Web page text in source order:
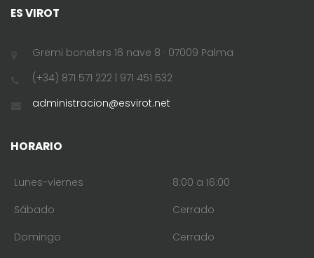
ES VIROT
Gremi boneters 16 nave 8 · 07009 Palma
(+34) 871 571 222 | 971 451 532
administracion@esvirot.net
HORARIO
Lunes-viernes
8:00 a 16:00
Sábado
Cerrado
Domingo
Cerrado